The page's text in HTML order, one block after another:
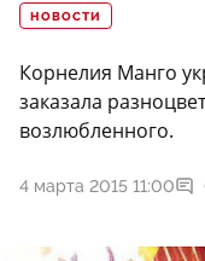
НОВОСТИ
Корнелия Манго
заказала
возлюбленного.
4 марта 2015 11:00